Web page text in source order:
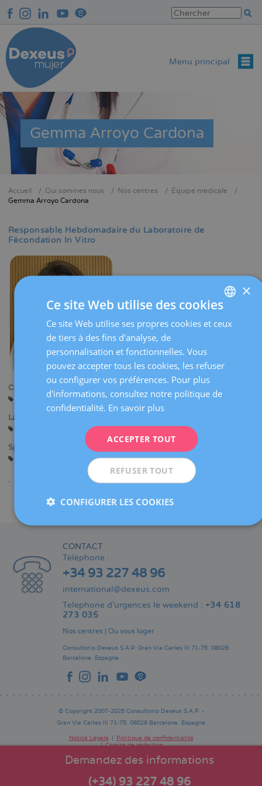
au
contenu
principal
Menu principal
Gemma Arroyo Cardona
Fil
Accueil Qui sommes nous Nos centres
Équipe médicale
Gemma Arroyo Cardona
Responsable Hebdomadaire du Laboratoire de
Fécondation In Vitro
Centres:
Barcelone
Langues:
Anglais
Français
Spécialités:
Biologie de la Reproduction
Demandez des informations
(+34) 93 227 48 96
CONTACT
Téléphone :
+34 93 227 48 96
international@dexeus.com
Telephone d’urgences le weekend : +34 618
273 035
Nos centres | Où vous loger
Consultorio Dexeus S.A.P. Gran Via Carles III 71-75. 08028
Barcelone. Espagne
© Copyright 2007-2026 Consultorio Dexeus S.A.P. -
Gran Via Carles III 71-75. 08028 Barcelone. Espagne
Pie
Notice Légale
Politique de confidentialité
Comité de rédaction
SPANISH
×
Ce site Web utilise des cookies
Ce site Web utilise ses propres cookies et ceux
de tiers à des fins d'analyse, de
personnalisation et fonctionnelles. Vous
pouvez accepter tous les cookies, les refuser
ou configurer vos préférences. Pour plus
d'informations, consultez notre politique de
confidentialité. En savoir plus
ACCEPTER TOUT
REFUSER TOUT
CONFIGURER LES COOKIES